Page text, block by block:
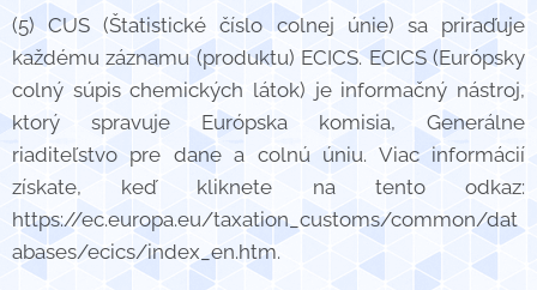
(5) CUS (Štatistické číslo colnej únie) sa priraďuje
každému záznamu (produktu) ECICS. ECICS (Európsky
colný súpis chemických látok) je informačný nástroj,
ktorý spravuje Európska komisia, Generálne
riaditeľstvo pre dane a colnú úniu. Viac informácií
získate, keď kliknete na tento odkaz:
https://ec.europa.eu/taxation_customs/common/dat
abases/ecics/index_en.htm.